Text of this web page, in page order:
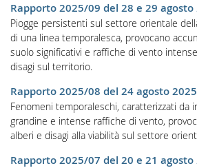
Rapporto 2025/09 del 28 e 29 agosto
Piogge persistenti sul settore orientale
di una linea temporalesca, provocano
suolo significativi e raffiche di vento
disagi sul territorio.
Rapporto 2025/08 del 24 agosto 2025
Fenomeni temporaleschi, caratterizzati da
grandine e intense raffiche di vento,
alberi e disagi alla viabilità sul settore
Rapporto 2025/07 del 20 e 21 agosto